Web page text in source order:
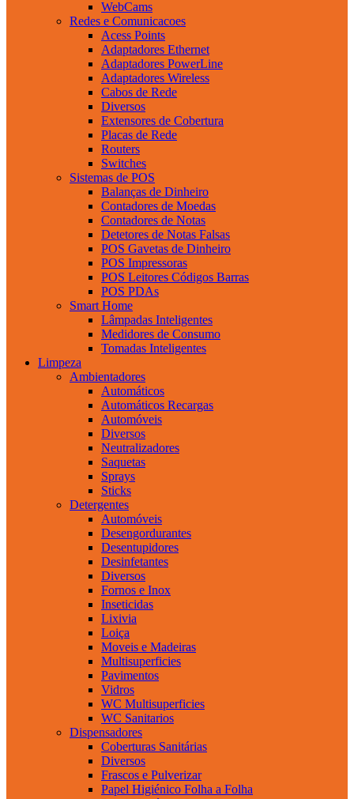
WebCams
Redes e Comunicacoes
Acess Points
Adaptadores Ethernet
Adaptadores PowerLine
Adaptadores Wireless
Cabos de Rede
Diversos
Extensores de Cobertura
Placas de Rede
Routers
Switches
Sistemas de POS
Balanças de Dinheiro
Contadores de Moedas
Contadores de Notas
Detetores de Notas Falsas
POS Gavetas de Dinheiro
POS Impressoras
POS Leitores Códigos Barras
POS PDAs
Smart Home
Lâmpadas Inteligentes
Medidores de Consumo
Tomadas Inteligentes
Limpeza
Ambientadores
Automáticos
Automáticos Recargas
Automóveis
Diversos
Neutralizadores
Saquetas
Sprays
Sticks
Detergentes
Automóveis
Desengordurantes
Desentupidores
Desinfetantes
Diversos
Fornos e Inox
Inseticidas
Lixivia
Loiça
Moveis e Madeiras
Multisuperficies
Pavimentos
Vidros
WC Multisuperficies
WC Sanitarios
Dispensadores
Coberturas Sanitárias
Diversos
Frascos e Pulverizar
Papel Higiénico Folha a Folha